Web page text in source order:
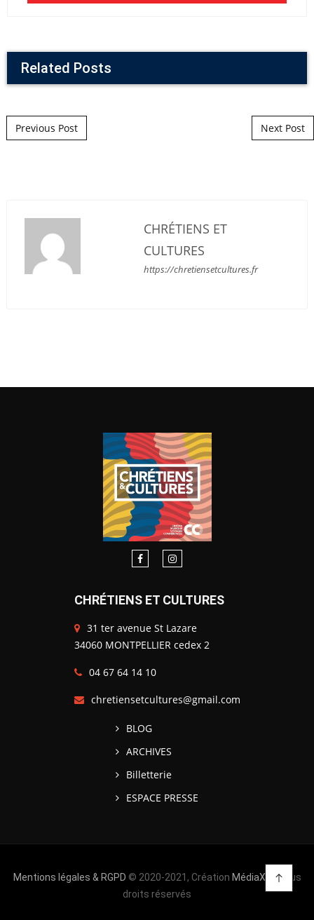
Related Posts
Post navigation
Previous Post Next Post
CHRÉTIENS ET
CULTURES
https://chretiensetcultures.fr
CHRÉTIENS ET CULTURES
31 ter avenue St Lazare
34060 MONTPELLIER cedex 2
04 67 64 14 10
chretiensetcultures@gmail.com
BLOG
ARCHIVES
Billetterie
ESPACE PRESSE
Mentions légales & RGPD © 2020-2021, Création MédiaXV
| Tous
droits réservés